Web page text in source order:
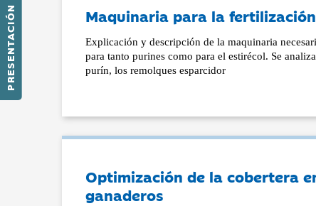
PRESENTACIÓN Maquinaria para la
Explicación y descripción de la maquinaria
para tanto purines como para el estirécol. Se
purín, los remolques esparcidor
Optimización de la cobertera
ganaderos